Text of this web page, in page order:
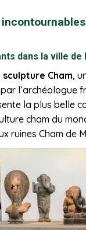
dans la ville de
sculpture Cham,
par l’archéologue
la plus belle
cham du
ruines Cham de